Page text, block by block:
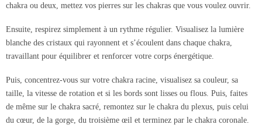
chakra ou deux, mettez vos pierres sur les chakras que vous voulez ouvrir.
Ensuite, respirez simplement à un rythme régulier. Visualisez la lumière
blanche des cristaux qui rayonnent et s’écoulent dans chaque chakra,
travaillant pour équilibrer et renforcer votre corps énergétique.
Puis, concentrez-vous sur votre chakra racine, visualisez sa couleur, sa
taille, la vitesse de rotation et si les bords sont lisses ou flous. Puis, faites
de même sur le chakra sacré, remontez sur le chakra du plexus, puis celui
du cœur, de la gorge, du troisième œil et terminez par le chakra coronale.